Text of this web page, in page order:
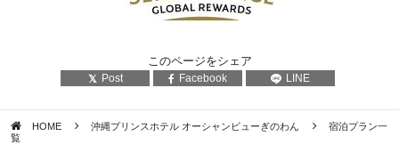
このページをシェア
Post Facebook LINE
HOME 沖縄プリンスホテル オーシャンビューぎのわん
宿泊プラン一
覧